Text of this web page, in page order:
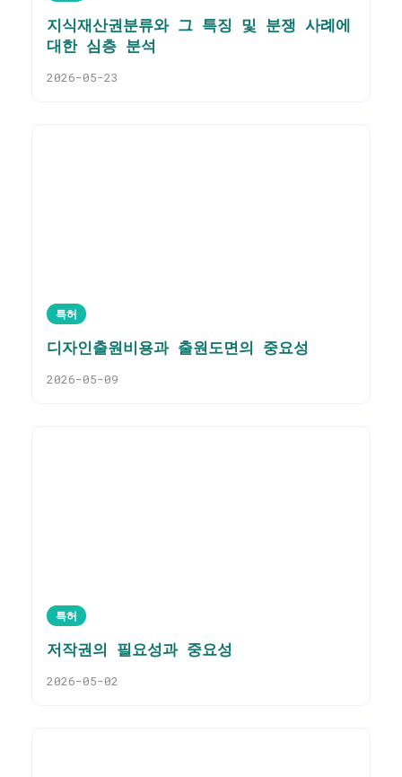
지식재산권분류와 그 특징 및 분쟁 사례에
대한 심층 분석
2026-05-23
특허
디자인출원비용과 출원도면의 중요성
2026-05-09
특허
저작권의 필요성과 중요성
2026-05-02